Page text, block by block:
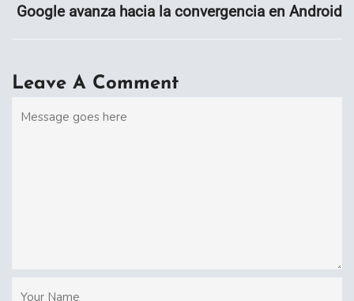
Google avanza hacia la convergencia en Android
Leave A Comment